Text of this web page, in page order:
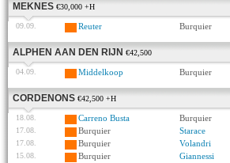
MEKNES €30,000 +H
09.09. Reuter Burquier
ALPHEN AAN DEN RIJN €42,500
04.09. Middelkoop Burquier
CORDENONS €42,500 +H
18.08. Carreno Busta Burquier
17.08. Burquier Starace
17.08. Burquier Volandri
15.08. Burquier Giannessi